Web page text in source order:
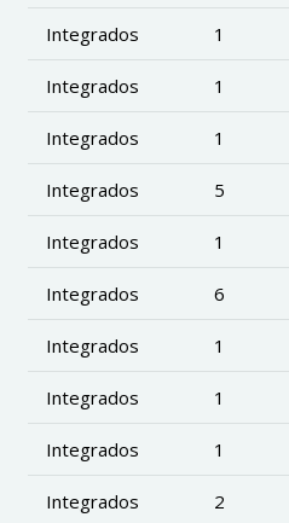
Integrados 1
Integrados 1
Integrados 1
Integrados 5
Integrados 1
Integrados 6
Integrados 1
Integrados 1
Integrados 1
Integrados 2